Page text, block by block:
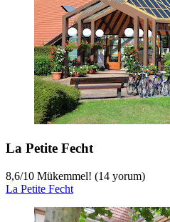
La Petite Fecht
8,6/10 Mükemmel! (14 yorum)
La Petite Fecht